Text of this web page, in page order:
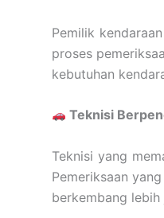
Pemilik
proses
kebutuhan
Teknisi
Teknisi yang
Pemeriksaan
berkembang lebih